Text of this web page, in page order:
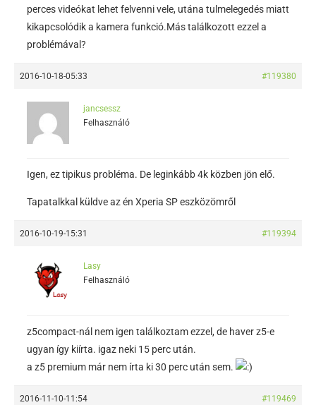
perces videókat lehet felvenni vele, utána tulmelegedés miatt
kikapcsolódik a kamera funkció.Más találkozott ezzel a
problémával?
2016-10-18-05:33 #119380
jancsessz
Felhasználó
Igen, ez tipikus probléma. De leginkább 4k közben jön elő.
Tapatalkkal küldve az én Xperia SP eszközömről
2016-10-19-15:31 #119394
Lasy
Felhasználó
z5compact-nál nem igen találkoztam ezzel, de haver z5-e
ugyan így kiírta. igaz neki 15 perc után.
a z5 premium már nem írta ki 30 perc után sem.
2016-11-10-11:54 #119469